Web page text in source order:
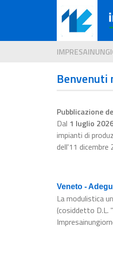
Benvenuti
Pubblicazione
Dal 1 luglio
impianti di
dell'11 dicembre
Veneto -
La modulistica
(cosiddetto D.L.